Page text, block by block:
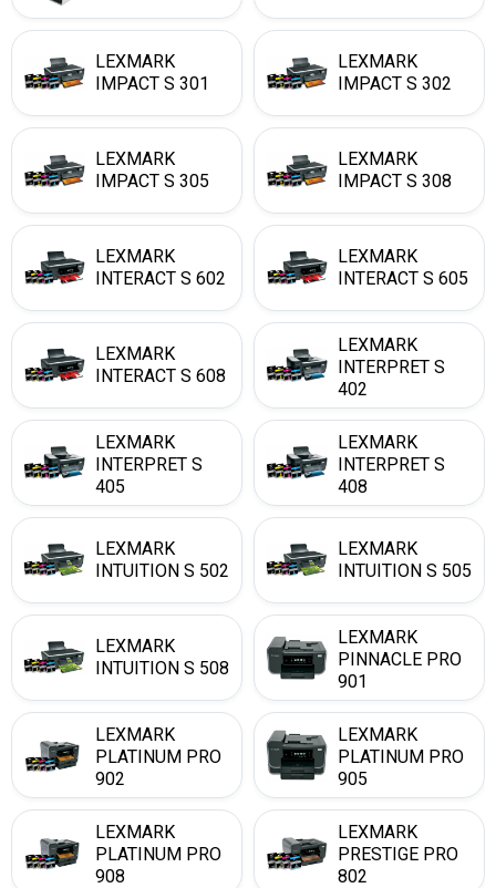
LEXMARK
IMPACT S 301
LEXMARK
IMPACT S 302
LEXMARK
IMPACT S 305
LEXMARK
IMPACT S 308
LEXMARK
INTERACT S 602
LEXMARK
INTERACT S 605
LEXMARK
INTERACT S 608
LEXMARK
INTERPRET S
402
LEXMARK
INTERPRET S
405
LEXMARK
INTERPRET S
408
LEXMARK
INTUITION S 502
LEXMARK
INTUITION S 505
LEXMARK
INTUITION S 508
LEXMARK
PINNACLE PRO
901
LEXMARK
PLATINUM PRO
902
LEXMARK
PLATINUM PRO
905
LEXMARK
PLATINUM PRO
908
LEXMARK
PRESTIGE PRO
802